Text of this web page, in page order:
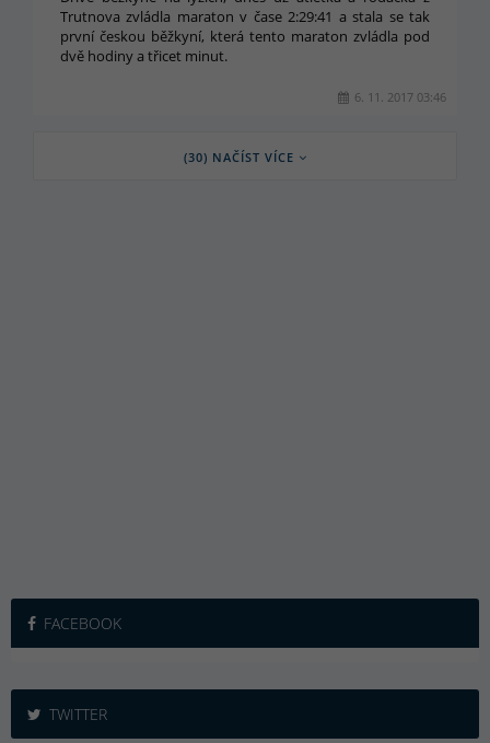
Trutnova zvládla maraton v čase 2:29:41 a stala se tak
první českou běžkyní, která tento maraton zvládla pod
dvě hodiny a třicet minut.
6. 11. 2017 03:46
(30) NAČÍST VÍCE
FACEBOOK
TWITTER